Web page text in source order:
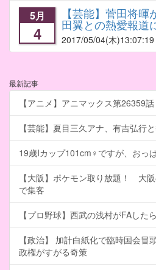
5月
4
【芸能】菅田将
田翼との熱愛報道
2017/05/04(木
最新記事
【アニメ】アニマックス第26359話
【芸能】夏目三久アナ、有吉弘行
19歳Iカップ101cm♀ですが、おっ
【大阪】ポケモン取り放題！ 大
で集客
【プロ野球】西武の浅村がFAしたら
【政治】 加計白紙化で臨時国会冒
政権がすがる奇策